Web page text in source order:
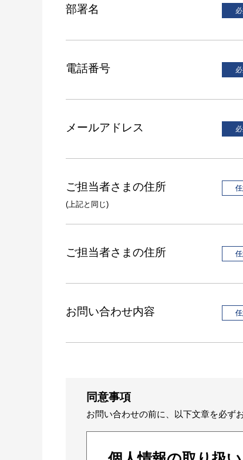
部署名
電話番号
メールアドレス
ご担当者さまの住所
(上記と同じ)
ご担当者さまの住所
お問い合わせ内容
同意事項
お問い合わせの前に、以下文章を必ず